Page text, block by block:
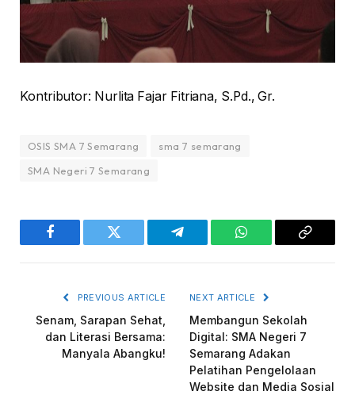
Kontributor: Nurlita Fajar Fitriana, S.Pd., Gr.
OSIS SMA 7 Semarang
sma 7 semarang
SMA Negeri 7 Semarang
Facebook Twitter Telegram WhatsAppCopy
PREVIOUS ARTICLE
Senam, Sarapan Sehat,
dan Literasi Bersama:
Manyala Abangku!
NEXT ARTICLE
Membangun Sekolah
Digital: SMA Negeri 7
Semarang Adakan
Pelatihan Pengelolaan
Website dan Media Sosial